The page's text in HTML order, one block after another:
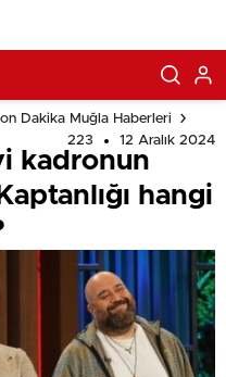
Dakika Muğla Haberleri
223
12 Aralık 2024
kadronun
hangi